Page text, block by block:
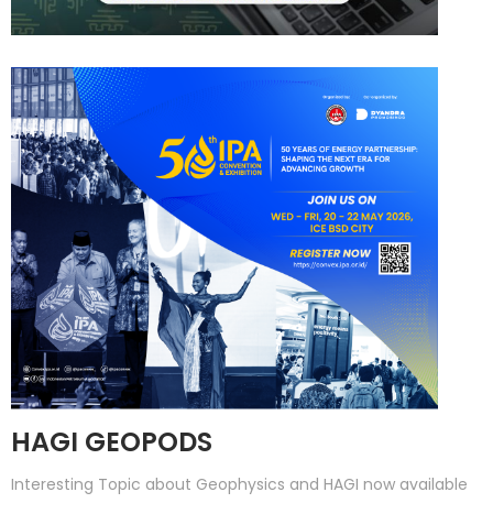
HAGI GEOPODS
Interesting Topic about Geophysics and HAGI now available